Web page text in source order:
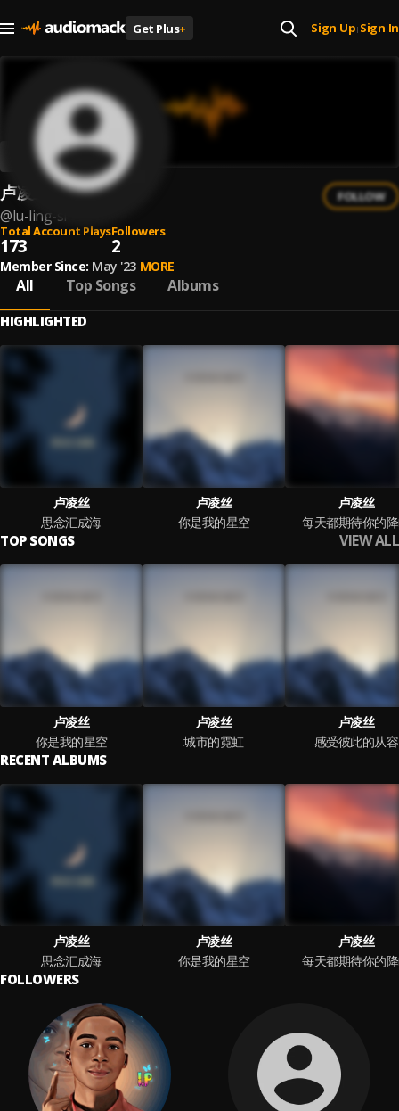
Get Plus+ Sign Up| Sign In
卢凌丝
@lu-ling-si
FOLLOW
Total Account Plays
173
Followers
2
Member Since: May '23 MORE
All Top Songs Albums
HIGHLIGHTED
卢凌丝
思念汇成海
卢凌丝
你是我的星空
卢凌丝
每天都期待你的
TOP SONGS VIEW ALL
卢凌丝
你是我的星空
卢凌丝
城市的霓虹
卢凌丝
感受彼此的从容
RECENT ALBUMS
卢凌丝
思念汇成海
卢凌丝
你是我的星空
卢凌丝
每天都期待你的
FOLLOWERS